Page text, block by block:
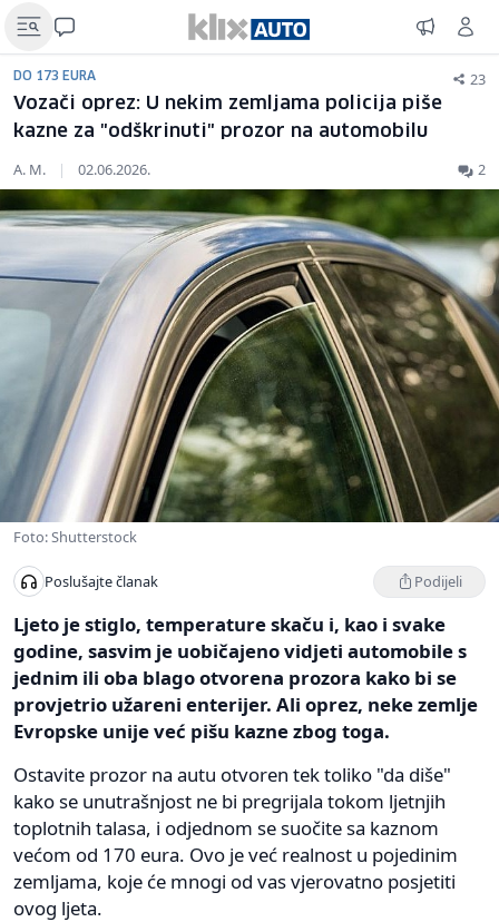
DO 173 EURA 23
Vozači oprez: U nekim zemljama policija piše
kazne za "odškrinuti" prozor na automobilu
A. M. | 02.06.2026. 2
Foto: Shutterstock
Poslušajte članak Podijeli
Ljeto je stiglo, temperature skaču i, kao i svake
godine, sasvim je uobičajeno vidjeti automobile s
jednim ili oba blago otvorena prozora kako bi se
provjetrio užareni enterijer. Ali oprez, neke zemlje
Evropske unije već pišu kazne zbog toga.
Ostavite prozor na autu otvoren tek toliko "da diše"
kako se unutrašnjost ne bi pregrijala tokom ljetnjih
toplotnih talasa, i odjednom se suočite sa kaznom
većom od 170 eura. Ovo je već realnost u pojedinim
zemljama, koje će mnogi od vas vjerovatno posjetiti
ovog ljeta.